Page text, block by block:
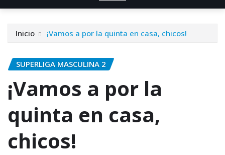
Inicio ¡Vamos a por la quinta en casa, chicos!
SUPERLIGA MASCULINA 2
¡Vamos a por la
quinta en casa,
chicos!